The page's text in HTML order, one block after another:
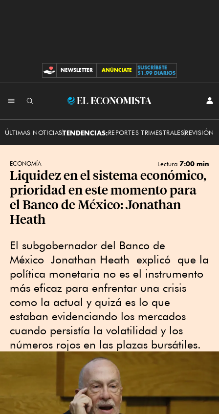
CONTRIBUCIONES
NEWSLETTER ANÚNCIATE
SUSCRÍBETE
$1.99 DIARIOS
El
ÚLTIMAS NOTICIASTENDENCIAS:REPORTES TRIMESTRALESREVISIÓN
ECONOMÍA Lectura 7:00 min
Liquidez en el sistema económico,
prioridad en este momento para
el Banco de México: Jonathan
Heath
El subgobernador del Banco de
México Jonathan Heath explicó que la
política monetaria no es el instrumento
más eficaz para enfrentar una crisis
como la actual y quizá es lo que
estaban evidenciando los mercados
cuando persistía la volatilidad y los
números rojos en las plazas bursátiles.